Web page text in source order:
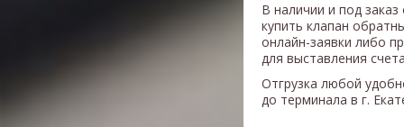
В наличии и под
купить клапан
онлайн-заявки либо
для выставления
Отгрузка любой
до терминала в г.